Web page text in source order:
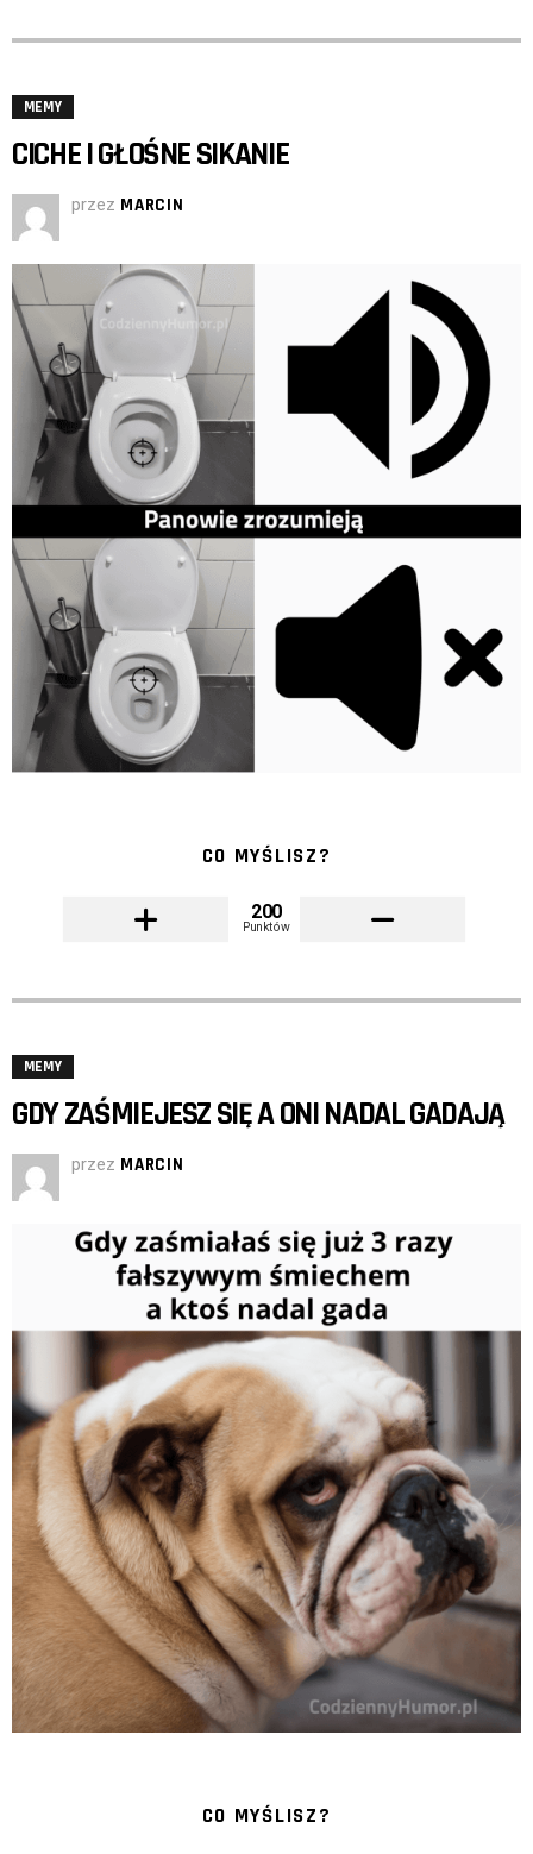
MEMY
CICHE I GŁOŚNE SIKANIE
przez MARCIN
CO MYŚLISZ?
200
Punktów
MEMY
GDY ZAŚMIEJESZ SIĘ A ONI NADAL GADAJĄ
przez MARCIN
CO MYŚLISZ?